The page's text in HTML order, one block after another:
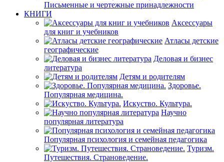
Письменные и чертежные принадлежности
КНИГИ
Аксессуары
для книг и учебников
Атласы детские
географические
Деловая и бизнес
литература
Детям и родителям
Здоровье.
Популярная медицина.
Искуство. Культура.
Научно
популярная литература
Популярная психология и семейная педагогика
Туризм.
Путешествия. Страноведение.